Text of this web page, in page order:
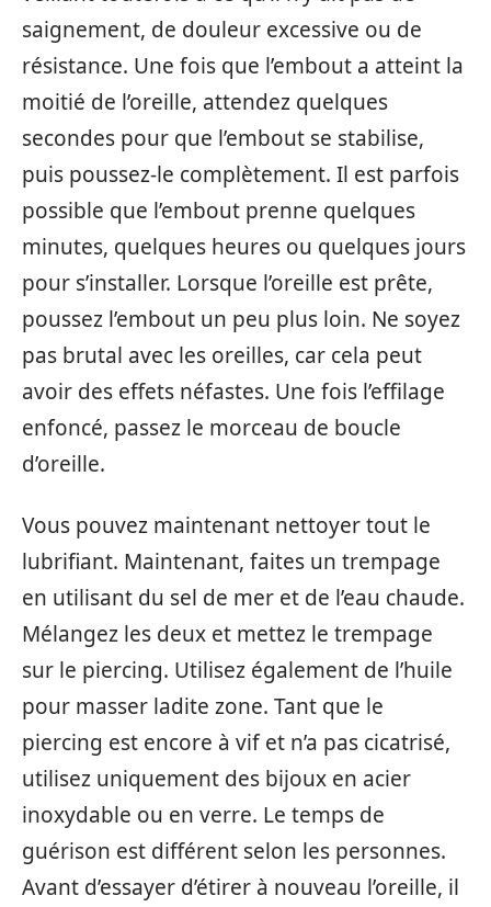
saignement, de douleur excessive ou de
résistance. Une fois que l’embout a atteint la
moitié de l’oreille, attendez quelques
secondes pour que l’embout se stabilise,
puis poussez-le complètement. Il est parfois
possible que l’embout prenne quelques
minutes, quelques heures ou quelques jours
pour s’installer. Lorsque l’oreille est prête,
poussez l’embout un peu plus loin. Ne soyez
pas brutal avec les oreilles, car cela peut
avoir des effets néfastes. Une fois l’effilage
enfoncé, passez le morceau de boucle
d’oreille.
Vous pouvez maintenant nettoyer tout le
lubrifiant. Maintenant, faites un trempage
en utilisant du sel de mer et de l’eau chaude.
Mélangez les deux et mettez le trempage
sur le piercing. Utilisez également de l’huile
pour masser ladite zone. Tant que le
piercing est encore à vif et n’a pas cicatrisé,
utilisez uniquement des bijoux en acier
inoxydable ou en verre. Le temps de
guérison est différent selon les personnes.
Avant d’essayer d’étirer à nouveau l’oreille, il